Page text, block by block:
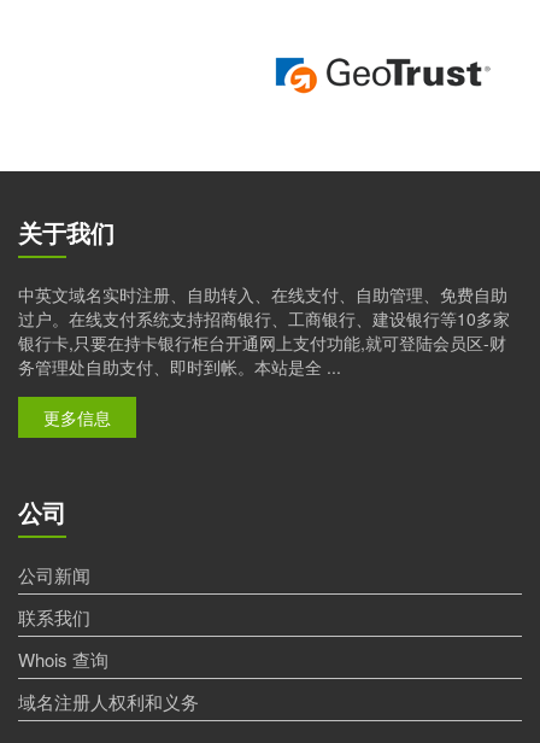
关于我们
中英文域名实时注册、自助转入、在线支付、自助管理、免费自助
过户。在线支付系统支持招商银行、工商银行、建设银行等10多家
银行卡,只要在持卡银行柜台开通网上支付功能,就可登陆会员区-财
务管理处自助支付、即时到帐。本站是全 ...
更多信息
公司
公司新闻
联系我们
Whois 查询
域名注册人权利和义务